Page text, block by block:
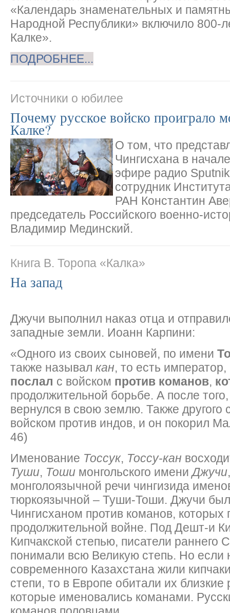
«Календарь знаменательных и
Народной Республики» включило 800-
Калке».
ПОДРОБНЕЕ...
Источники о юбилее
Почему русское войско проиграло
Калке?
О том, что
Чингисхана в
эфире радио
сотрудник
РАН Константин
председатель Российского военно-
Владимир Мединский.
Книга В. Торопа «Калка»
На запад
Джучи выполнил наказ отца и
западные земли. Иоанн Карпини:
«Одного из своих сыновей, по имени
также называл кан, то есть
послал с войском против команов,
продолжительной борьбе. А после
вернулся в свою землю. Также другого
войском против индов, и он покорил
46)
Именование Тоссук, Тоссу-кан
Туши, Тоши монгольского имениДжучи
монголоязычной речи чингизида
тюркоязычной – Туши-Тоши. Джучи
Чингисханом против команов, которых
продолжительной войне. Под Дешт-и
Кипчакской степью, писатели раннего
понимали всю Великую степь. Но если
современного Казахстана жили
степи, то в Европе обитали их близкие
которые именовались команами.